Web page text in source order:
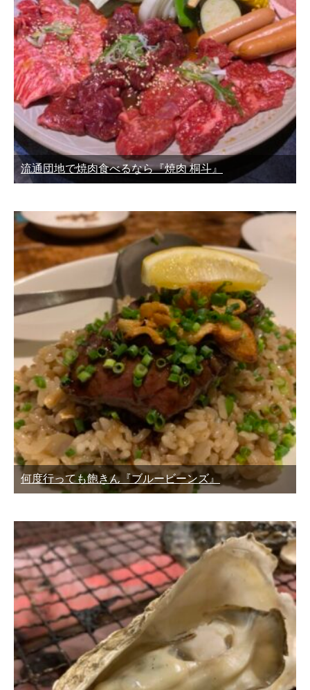
流通団地で焼肉食べるなら『焼肉 桐斗』
何度行っても飽きん『ブルービーンズ』